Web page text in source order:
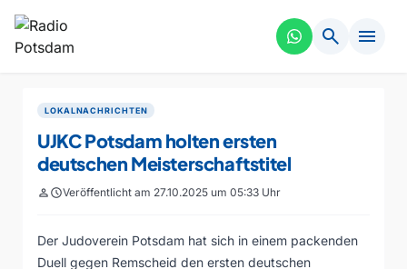
search menu
LOKALNACHRICHTEN
UJKC Potsdam holten ersten
deutschen Meisterschaftstitel
personscheduleVeröffentlicht am 27.10.2025 um 05:33 Uhr
Der Judoverein Potsdam hat sich in einem packenden
Duell gegen Remscheid den ersten deutschen